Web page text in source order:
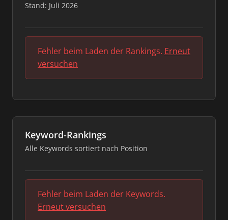
Stand: Juli 2026
Fehler beim Laden der Rankings. Erneut
versuchen
Keyword-Rankings
Alle Keywords sortiert nach Position
Fehler beim Laden der Keywords.
Erneut versuchen